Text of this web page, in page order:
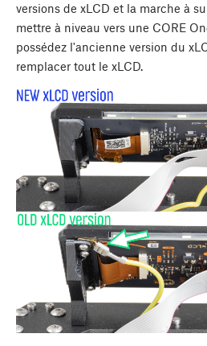
versions de xLCD et la marche à
mettre à niveau vers une CORE
possédez l'ancienne version du
remplacer tout le xLCD.